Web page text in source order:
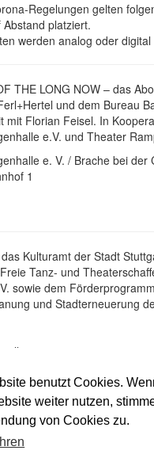
benutzt Cookies.
weiter nutzen,
von Cookies zu.
Regelungen gelten
Abstand platziert.
werden analog oder
THE LONG NOW – das
und dem Bureau
mit Florian Feisel. In
e.V. und Theater
e. V. / Brache bei der
1
Kulturamt der Stadt
Tanz- und
sowie dem
und Stadterneuerung
City
mit